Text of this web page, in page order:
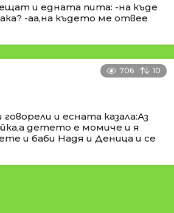
и едната пита: -на къде
-аа,на където ме отвее
706 10
и есната казала:Аз
детето е момиче и я
и баби Надя и Деница и се